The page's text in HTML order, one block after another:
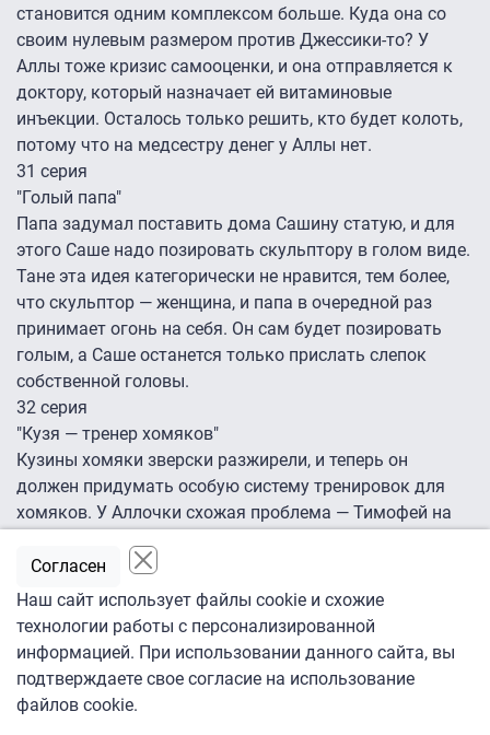
становится одним комплексом больше. Куда она со
своим нулевым размером против Джессики-то? У
Аллы тоже кризис самооценки, и она отправляется к
доктору, который назначает ей витаминовые
инъекции. Осталось только решить, кто будет колоть,
потому что на медсестру денег у Аллы нет.
31 серия
"Голый папа"
Папа задумал поставить дома Сашину статую, и для
этого Саше надо позировать скульптору в голом виде.
Тане эта идея категорически не нравится, тем более,
что скульптор — женщина, и папа в очередной раз
принимает огонь на себя. Он сам будет позировать
голым, а Саше останется только прислать слепок
собственной головы.
32 серия
"Кузя — тренер хомяков"
Кузины хомяки зверски разжирели, и теперь он
должен придумать особую систему тренировок для
хомяков. У Аллочки схожая проблема — Тимофей на
приходит к выводу, что надо срочно садиться на
диету. Ну, а Гоша закорешился с самыми понтовыми
парнями общаги, и они в знак доверия отдали ему на
хранение "пакетик с кайфом". Все бы ничего, но по
общаге ползут слухи о грядущем милицейском рейде.
Наш сайт использует файлы cookie и схожие
технологии работы с персонализированной
информацией. При использовании данного сайта, вы
подтверждаете свое согласие на использование
файлов cookie.
Согласен